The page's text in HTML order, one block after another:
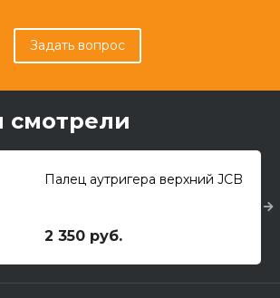
Задать вопрос
смотрели
Палец аутригера верхний JCB
2 350 руб.